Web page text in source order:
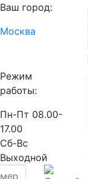
Ваш город:
Москва
Режим
работы:
Пн-Пт 08.00-
17.00
Сб-Вс
Выходной